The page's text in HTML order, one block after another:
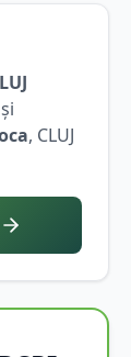
, CLUJ